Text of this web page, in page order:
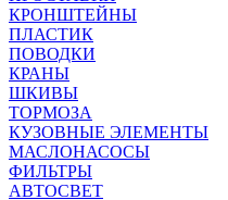
КРОНШТЕЙНЫ
ПЛАСТИК
ПОВОДКИ
КРАНЫ
ШКИВЫ
ТОРМОЗА
КУЗОВНЫЕ ЭЛЕМЕНТЫ
МАСЛОНАСОСЫ
ФИЛЬТРЫ
АВТОСВЕТ